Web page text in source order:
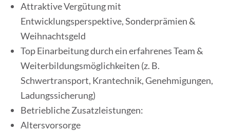
Attraktive Vergütung mit
Entwicklungsperspektive, Sonderprämien &
Weihnachtsgeld
Top Einarbeitung durch ein erfahrenes Team &
Weiterbildungsmöglichkeiten (z. B.
Schwertransport, Krantechnik, Genehmigungen,
Ladungssicherung)
Betriebliche Zusatzleistungen:
Altersvorsorge